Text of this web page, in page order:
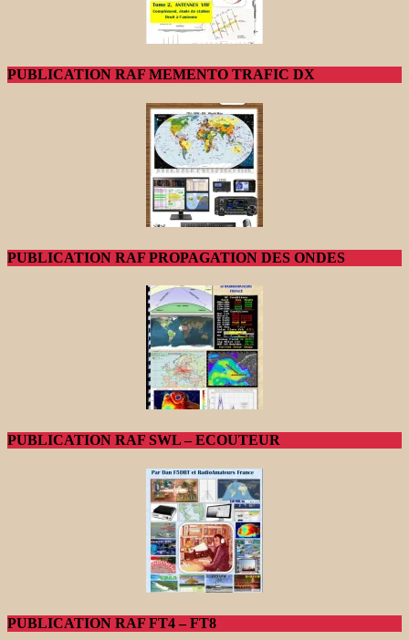
PUBLICATION RAF MEMENTO TRAFIC DX
PUBLICATION RAF PROPAGATION DES ONDES
PUBLICATION RAF SWL – ECOUTEUR
PUBLICATION RAF FT4 – FT8